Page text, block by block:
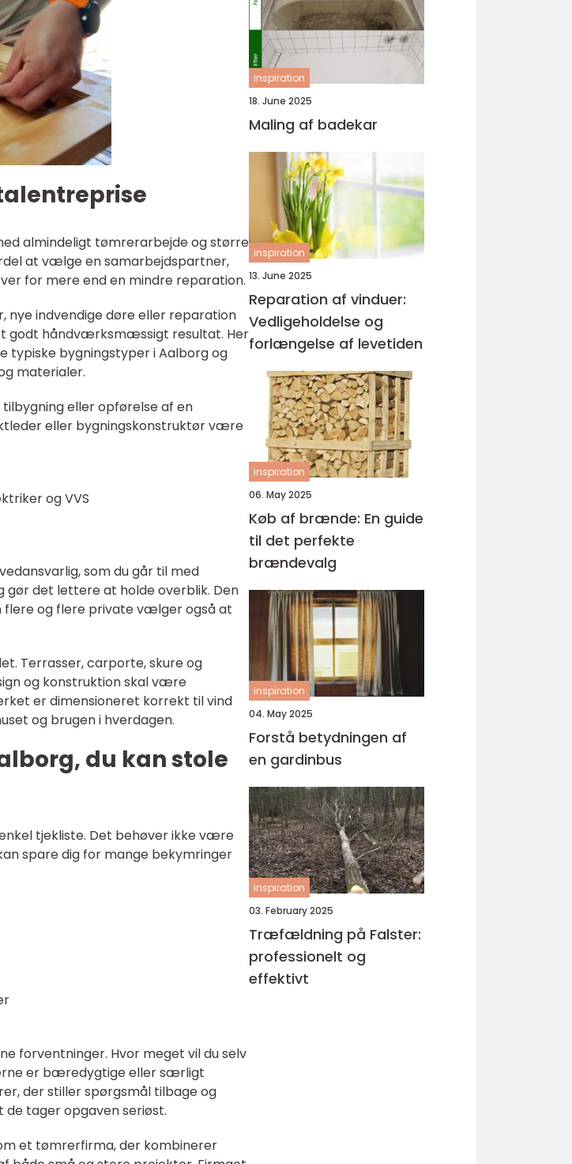
almindeligt tømrerarbejde og større
at vælge en samarbejdspartner,
for mere end en mindre reparation.
nye indvendige døre eller reparation
godt håndværksmæssigt resultat. Her
typiske bygningstyper i Aalborg og
materialer.
eller opførelse af en
eller bygningskonstruktør være
og VVS
som du går til med
det lettere at holde overblik. Den
og flere private vælger også at
Terrasser, carporte, skure og
og konstruktion skal være
er dimensioneret korrekt til vind
og brugen i hverdagen.
du kan stole
tjekliste. Det behøver ikke være
spare dig for mange bekymringer
forventninger. Hvor meget vil du selv
er bæredygtige eller særligt
der stiller spørgsmål tilbage og
tager opgaven seriøst.
et tømrerfirma, der kombinerer
inspiration
18. June 2025
Maling af badekar
inspiration
13. June 2025
Reparation af vinduer:
Vedligeholdelse og
forlængelse af levetiden
inspiration
06. May 2025
Køb af brænde: En guide
til det perfekte
brændevalg
inspiration
04. May 2025
Forstå betydningen af
en gardinbus
inspiration
03. February 2025
Træfældning på Falster:
professionelt og
effektivt